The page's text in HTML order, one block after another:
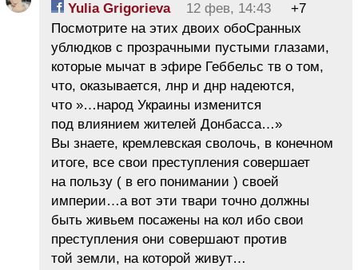
Yulia Grigorieva 12 фев, 14:43
+7
Посмотрите на этих двоих обоСранных
ублюдков с прозрачными пустыми глазами,
которые мычат в эфире Геббельс тв о том,
что, оказывается, лнр и днр надеются,
что »…народ Украины изменится
под влиянием жителей Донбасса…»
Вы знаете, кремлевская сволочь, в конечном
итоге, все свои преступления совершает
на пользу ( в его понимании ) своей
империи…а вот эти твари точно должны
быть живьем посажены на кол ибо свои
преступления они совершают против
той земли, на которой живут…